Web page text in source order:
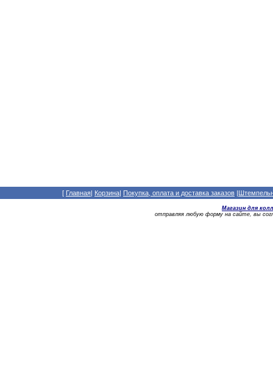
[ Главная| Корзина| Покупка, оплата и доставка заказов |
Магазин для
отправляя любую форму на сайте, вы